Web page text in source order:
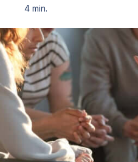
4 min.